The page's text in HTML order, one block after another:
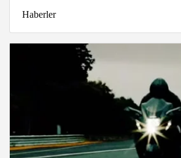
Haberler